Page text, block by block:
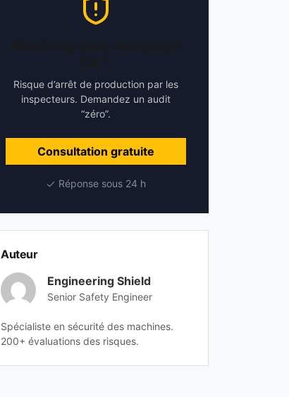
Risque d’arrêt de production par les
inspecteurs. Demandez un audit
“zéro”.
Consultation gratuite
Réponse sous 24 h
Auteur
Engineering Shield
Senior Safety Engineer
Spécialiste en sécurité des machines.
200+ évaluations des risques.